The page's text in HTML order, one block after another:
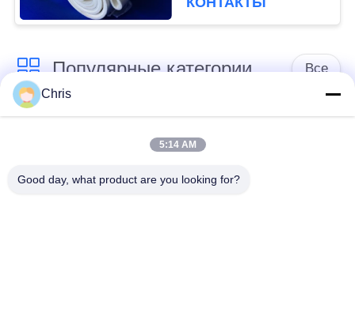
Популярные категории Все
не сплетенный
Промышленный
ролик
Панели экрана
Промышленный
Chris
5:14 AM
Good day, what product are you looking for?